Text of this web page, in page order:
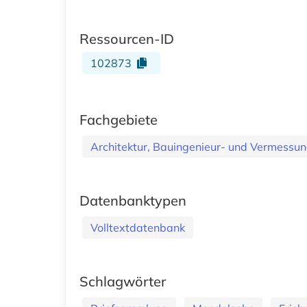
Ressourcen-ID
102873
Fachgebiete
Architektur, Bauingenieur- und
Datenbanktypen
Volltextdatenbank
Schlagwörter